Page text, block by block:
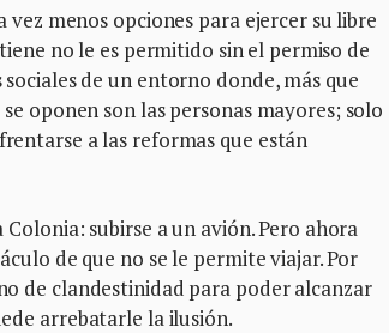
menos opciones para ejercer su libre
no le es permitido sin el permiso de
de un entorno donde, más que
oponen son las personas mayores; solo
a las reformas que están
subirse a un avión. Pero ahora
de que no se le permite viajar. Por
de clandestinidad para poder alcanzar
arrebatarle la ilusión.